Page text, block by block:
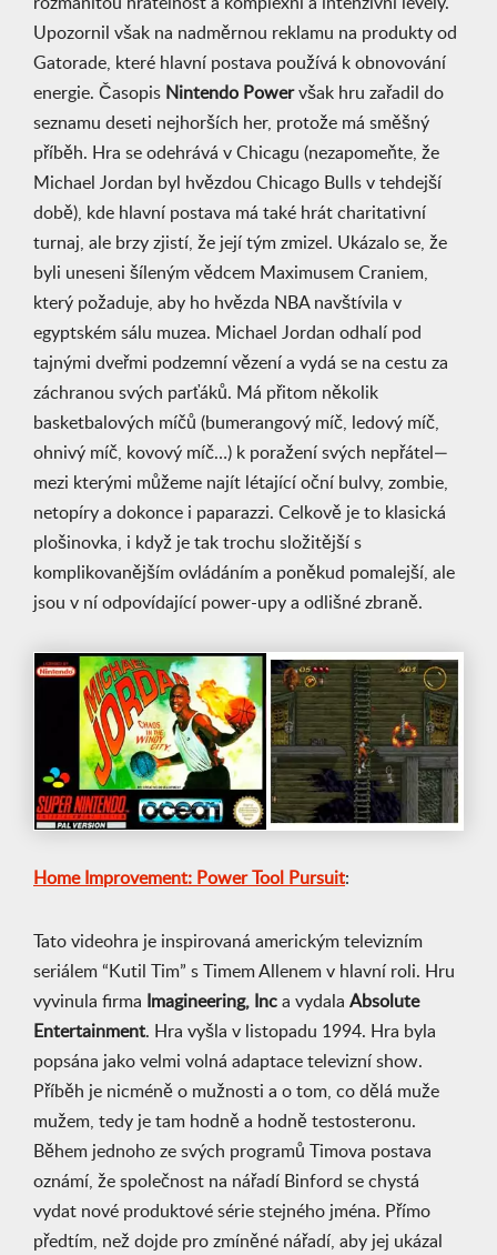
Upozornil však na nadměrnou reklamu na produkty od
Gatorade, které hlavní postava používá k obnovování
energie. Časopis Nintendo Powervšak hru zařadil do
seznamu deseti nejhorších her, protože má směšný
příběh. Hra se odehrává v Chicagu (nezapomeňte, že
Michael Jordan byl hvězdou Chicago Bulls v tehdejší
době), kde hlavní postava má také hrát charitativní
turnaj, ale brzy zjistí, že její tým zmizel. Ukázalo se, že
byli uneseni šíleným vědcem Maximusem Craniem,
který požaduje, aby ho hvězda NBA navštívila v
egyptském sálu muzea. Michael Jordan odhalí pod
tajnými dveřmi podzemní vězení a vydá se na cestu za
záchranou svých parťáků. Má přitom několik
basketbalových míčů (bumerangový míč, ledový míč,
ohnivý míč, kovový míč…) k poražení svých nepřátel—
mezi kterými můžeme najít létající oční bulvy, zombie,
netopíry a dokonce i paparazzi. Celkově je to klasická
plošinovka, i když je tak trochu složitější s
komplikovanějším ovládáním a poněkud pomalejší, ale
jsou v ní odpovídající power-upy a odlišné zbraně.
Home Improvement: Power Tool Pursuit:
Tato videohra je inspirovaná americkým televizním
seriálem “Kutil Tim” s Timem Allenem v hlavní roli. Hru
vyvinula firma
Imagineering, Inc a vydala Absolute
Entertainment. Hra vyšla v listopadu 1994. Hra byla
popsána jako velmi volná adaptace televizní show.
Příběh je nicméně o mužnosti a o tom, co dělá muže
mužem, tedy je tam hodně a hodně testosteronu.
Během jednoho ze svých programů Timova postava
oznámí, že společnost na nářadí Binford se chystá
vydat nové produktové série stejného jména. Přímo
předtím, než dojde pro zmíněné nářadí, aby jej ukázal